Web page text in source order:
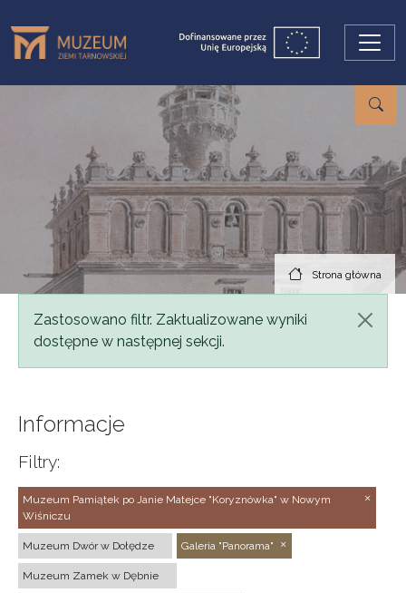
Strona główna
Komunikat
Zastosowano filtr. Zaktualizowane wyniki
dostępne w następnej sekcji.
Informacje
Filtry:
Muzeum Pamiątek po Janie Matejce "Koryznówka" w Nowym
Wiśniczu
Muzeum Dwór w Dołędze Galeria "Panorama"
Muzeum Zamek w Dębnie